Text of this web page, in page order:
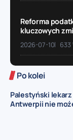
Reforma
kluczowych
2026-07-10
Po kolei
Palestyński
Antwerpii nie